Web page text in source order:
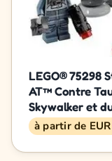
LEGO® 75298
AT™ Contre
Skywalker et
à partir de